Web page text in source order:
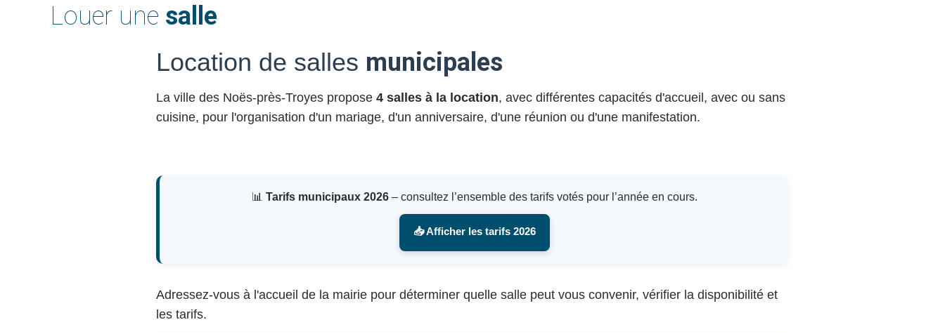
Louer une salle
Location de salles municipales
La ville des Noës-près-Troyes propose 4 salles à la location, avec différentes capacités d'accueil, avec ou sans
cuisine, pour l'organisation d'un mariage, d'un anniversaire, d'une réunion ou d'une manifestation.
📊 Tarifs municipaux 2026– consultez l’ensemble des tarifs votés pour l’année en cours.
📥 Afficher les tarifs 2026
Adressez-vous à l'accueil de la mairie pour déterminer quelle salle peut vous convenir, vérifier la disponibilité et
les tarifs.